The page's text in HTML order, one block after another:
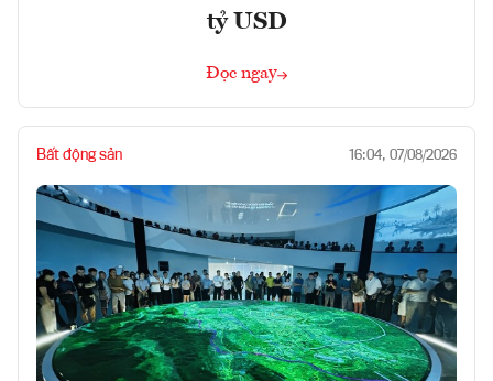
tỷ USD
Đọc ngay
Bất động sản 16:04, 07/08/2026